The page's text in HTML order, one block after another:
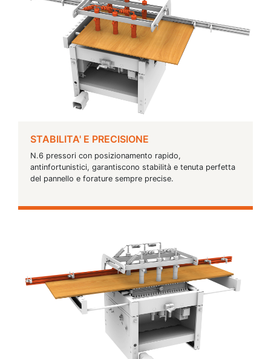
STABILITA' E PRECISIONE
N.6 pressori con posizionamento rapido,
antinfortunistici, garantiscono stabilità e tenuta perfetta
del pannello e forature sempre precise.